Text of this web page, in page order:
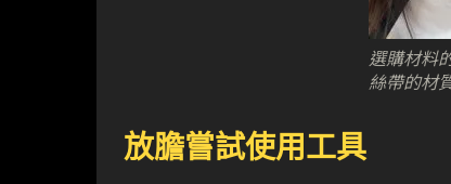
選購材料
絲帶的材
放膽嘗試使用工具